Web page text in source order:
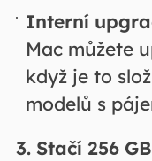
Interní
Mac můžete
když je to
modelů s
3. Stačí 256